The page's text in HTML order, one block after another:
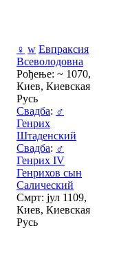
♀ w Евпраксия
Всеволодовна
Рођење: ~ 1070,
Киев, Киевская
Русь
Свадба: ♂
Генрих
Штаденский
Свадба: ♂
Генрих IV
Генрихов сын
Салический
Смрт: јул 1109,
Киев, Киевская
Русь